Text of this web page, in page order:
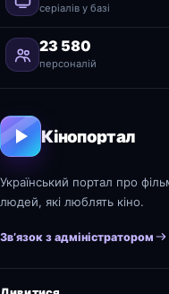
серіалів у базі
23 580
персоналій
Кінопортал
Український портал про
людей, які люблять кіно.
Зв’язок з адміністратором